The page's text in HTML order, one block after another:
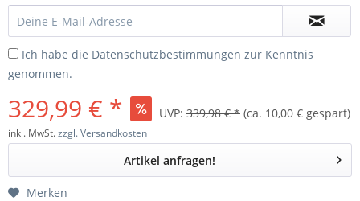
Ich habe die Datenschutzbestimmungen zur Kenntnis
genommen.
329,99 € * UVP: 339,98 € * (ca. 10,00 € gespart)
inkl. MwSt.zzgl. Versandkosten
Artikel anfragen!
Merken